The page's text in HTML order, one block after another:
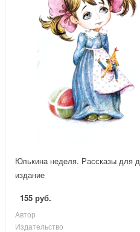
Юлькина неделя. Рассказы для
издание
155 руб.
Автор
Издательство